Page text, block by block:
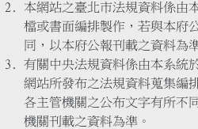
本網站之臺北市法規資料係由
檔或書面編排製作，若與本府
同，以本府公報刊載之資料為
有關中央法規資料係由本系統
網站所發布之法規資料蒐集編
各主管機關之公布文字有所不
機關刊載之資料為準。